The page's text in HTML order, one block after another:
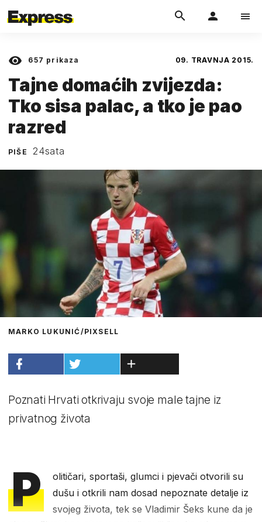
657 prikaza 09. TRAVNJA 2015.
Tajne domaćih zvijezda:
Tko sisa palac, a tko je pao
razred
PIŠE 24sata
MARKO LUKUNIĆ/PIXSELL
Poznati Hrvati otkrivaju svoje male tajne iz
privatnog života
P
olitičari, sportaši, glumci i pjevači otvorili su
dušu i otkrili nam dosad nepoznate detalje iz
svojeg života, tek se Vladimir Šeks kune da je